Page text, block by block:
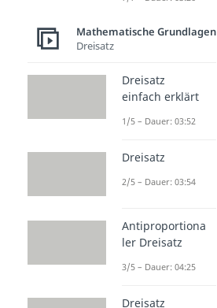
Mathematische Grundlagen
Dreisatz
Dreisatz
einfach erklärt
1/5 – Dauer: 03:52
Dreisatz
2/5 – Dauer: 03:54
Antiproportiona
ler Dreisatz
3/5 – Dauer: 04:25
Dreisatz